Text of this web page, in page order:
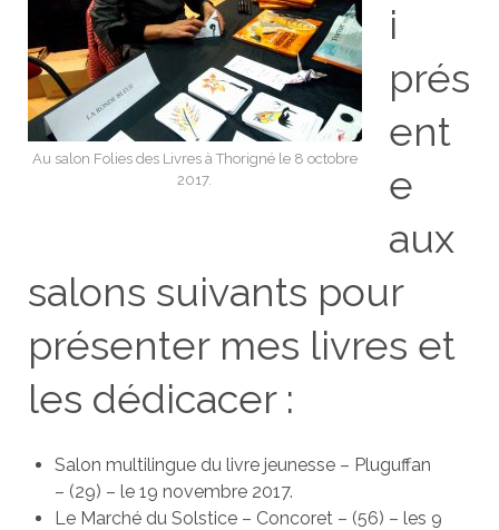
Au salon Folies des Livres à Thorigné le 8 octobre
2017.
i
prés
ent
e
aux
salons suivants pour
présenter mes livres et
les dédicacer :
Salon multilingue du livre jeunesse – Pluguffan
– (29) – le 19 novembre 2017.
Le Marché du Solstice – Concoret – (56) – les 9